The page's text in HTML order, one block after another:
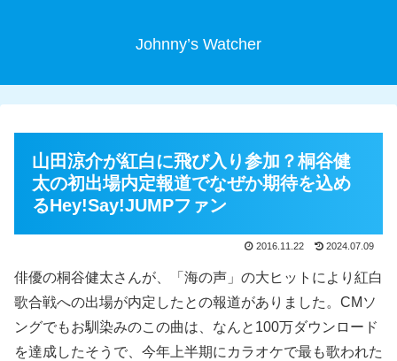
Johnny’s Watcher
山田涼介が紅白に飛び入り参加？桐谷健
太の初出場内定報道でなぜか期待を込め
るHey!Say!JUMPファン
2016.11.22 2024.07.09
俳優の桐谷健太さんが、「海の声」の大ヒットにより紅白
歌合戦への出場が内定したとの報道がありました。CMソ
ングでもお馴染みのこの曲は、なんと100万ダウンロード
を達成したそうで、今年上半期にカラオケで最も歌われた